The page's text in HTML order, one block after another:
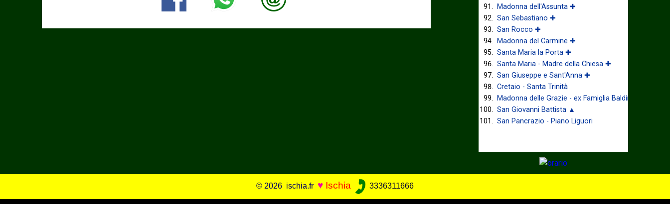
Madonna dell'Assunta ✚
San Sebastiano ✚
San Rocco ✚
Madonna del Carmine ✚
Santa Maria la Porta ✚
Santa Maria - Madre della Chiesa ✚
San Giuseppe e Sant'Anna ✚
Cretaio - Santa Trinità
Madonna delle Grazie - ex Famiglia Baldino
San Giovanni Battista ▲
San Pancrazio - Piano Liguori
© 2026 ischia.fr ♥ Ischia 3336311666